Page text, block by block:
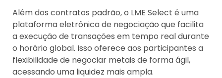
Além dos contratos padrão, o LME Select é uma
plataforma eletrônica de negociação que facilita
a execução de transações em tempo real durante
o horário global. Isso oferece aos participantes a
flexibilidade de negociar metais de forma ágil,
acessando uma liquidez mais ampla.